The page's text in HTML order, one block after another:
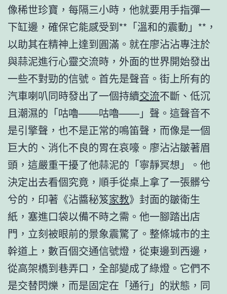
像稀世珍寶，每隔三小時，他就要用手指彈一
下缸邊，確保它能感受到**「溫和的震動」**，
以助其在精神上達到圓滿。就在廖沾沾專注於
與蒜泥進行心靈交流時，外面的世界開始發出
一些不對勁的信號。首先是聲音。街上所有的
汽車喇叭同時發出了一個持續交流不斷、低沉
且潮濕的「咕嚕——咕嚕——」聲。這聲音不
是引擎聲，也不是正常的鳴笛聲，而像是一個
巨大的、消化不良的胃在哀嚎。廖沾沾皺著眉
頭，這嚴重干擾了他蒜泥的「寧靜冥想」。他
決定出去看個究竟，順手從桌上拿了一張髒兮
兮的，印著《沾醬秘笈家教》封面的皺衛生
紙，塞進口袋以備不時之需。他一腳踏出店
門，立刻被眼前的景象震驚了。整條城市的主
幹道上，數百個交通信號燈，從東邊到西邊，
從高架橋到巷弄口，全部變成了綠燈。它們不
是交替閃爍，而是固定在「通行」的狀態，同